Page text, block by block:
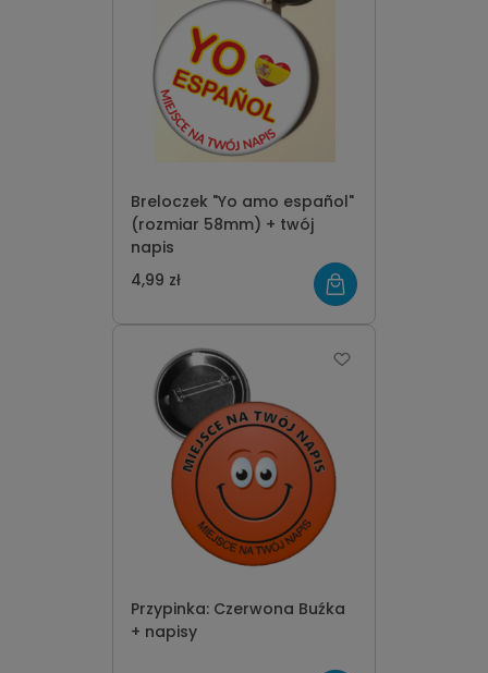
Breloczek "Yo amo español"
(rozmiar 58mm) + twój
napis
4,99 zł
Przypinka: Czerwona Buźka
+ napisy